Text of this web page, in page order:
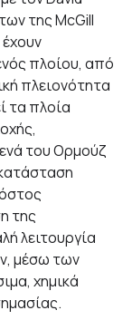
της McGill
πλοίου, από
πλειονότητα
τα πλοία
του Ορμούζ
της
λειτουργία
μέσω των
χημικά